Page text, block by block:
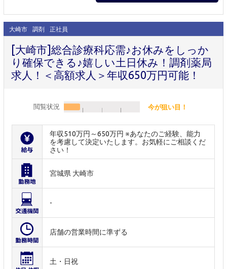
大崎市 調剤 正社員
[大崎市]総合診療科応需♪お休みをしっか
り確保できる♪嬉しい土日休み！調剤薬局
求人！＜高額求人＞年収650万円可能！
閲覧状況 今が狙い目！
年収510万円～650万円 ※あなたのご経験、能力
を考慮して決定いたします。お気軽にご相談くだ
さい！
宮城県 大崎市
-
店舗の営業時間に準ずる
土・日祝